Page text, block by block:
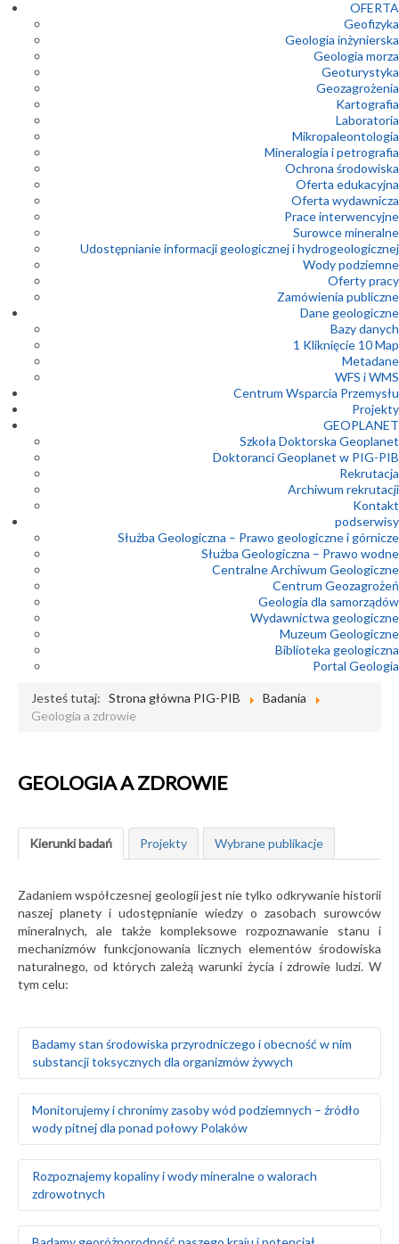
OFERTA
Geofizyka
Geologia inżynierska
Geologia morza
Geoturystyka
Geozagrożenia
Kartografia
Laboratoria
Mikropaleontologia
Mineralogia i petrografia
Ochrona środowiska
Oferta edukacyjna
Oferta wydawnicza
Prace interwencyjne
Surowce mineralne
Udostępnianie informacji geologicznej i hydrogeologicznej
Wody podziemne
Oferty pracy
Zamówienia publiczne
Dane geologiczne
Bazy danych
1 Kliknięcie 10 Map
Metadane
WFS i WMS
Centrum Wsparcia Przemysłu
Projekty
GEOPLANET
Szkoła Doktorska Geoplanet
Doktoranci Geoplanet w PIG-PIB
Rekrutacja
Archiwum rekrutacji
Kontakt
podserwisy
Służba Geologiczna – Prawo geologiczne i górnicze
Służba Geologiczna – Prawo wodne
Centralne Archiwum Geologiczne
Centrum Geozagrożeń
Geologia dla samorządów
Wydawnictwa geologiczne
Muzeum Geologiczne
Biblioteka geologiczna
Portal Geologia
Jesteś tutaj: Strona główna PIG-PIB
Badania
Geologia a zdrowie
GEOLOGIA A ZDROWIE
Kierunki badań Projekty Wybrane publikacje
Zadaniem współczesnej geologii jest nie tylko odkrywanie historii
naszej planety i udostępnianie wiedzy o zasobach surowców
mineralnych, ale także kompleksowe rozpoznawanie stanu i
mechanizmów funkcjonowania licznych elementów środowiska
naturalnego, od których zależą warunki życia i zdrowie ludzi. W
tym celu:
Badamy stan środowiska przyrodniczego i obecność w nim
substancji toksycznych dla organizmów żywych
skażenie w wyniku działalności człowieka
Prowadzimy badania geochemiczne wód
powierzchniowych, gleb i gruntów oraz osadów
wodnych rzek i jezior
Monitorujemy środowisko gruntowo-wodne w rejonie
obiektów stwarzających zagrożenie dla środowiska
naturalnego, takich jak: zakłady przemysłowe, magazyny
paliw, lotniska, bazy transportowe, jednostki wojskowe
Monitorujemy i chronimy zasoby wód podziemnych – źródło
wody pitnej dla ponad połowy Polaków
podziemnych na obszarze całego kraju
Szacujemy stopień wykorzystania zasobów wód
podziemnych – określamy rezerwy i wyznaczamy obszary
deficytowe
Rozpoznajemy kopaliny i wody mineralne o walorach
zdrowotnych